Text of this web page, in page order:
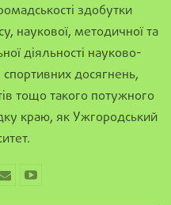
здобутки
наукової, методичної та
діяльності науково-
досягнень,
тощо такого потужного
краю, як Ужгородський